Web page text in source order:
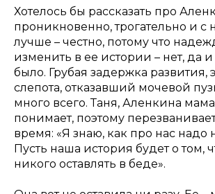
Хотелось бы рассказать про
проникновенно, трогательно и с
лучше – честно, потому что
изменить в ее истории – нет, да
было. Грубая задержка развития,
слепота, отказавший мочевой
много всего. Таня, Аленкина
понимает, поэтому
время: «Я знаю, как про нас надо
Пусть наша история будет о том,
никого оставлять в беде».